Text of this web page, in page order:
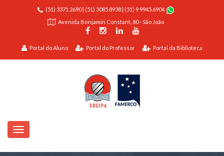
(51) 3371.2690| (51) 3085.8938|
(51) 9 9945.6904
Avenida Benjamin Constant, 80 - São João
Portal do Aluno Portal do Professor Portal da Biblioteca